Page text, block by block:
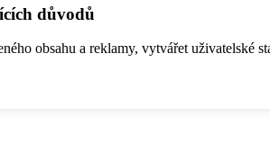
důvodů
obsahu a reklamy, vytvářet uživatelské